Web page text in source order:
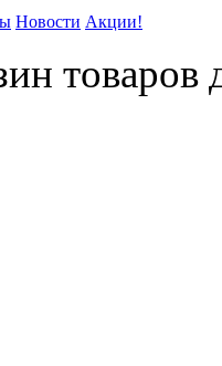
Новости Акции!